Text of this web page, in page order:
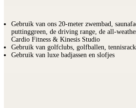
Gebruik van ons 20-meter zwembad,
puttinggreen, de driving range, de all-
Cardio Fitness & Kinesis Studio
Gebruik van golfclubs, golfballen,
Gebruik van luxe badjassen en slofjes